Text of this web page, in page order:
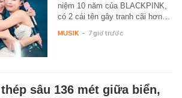
niệm 10 năm của BLACKPINK,
có 2 cái tên gây tranh cãi hơn…
MUSIK - 7 giờ trước
sâu 136 mét giữa biển,